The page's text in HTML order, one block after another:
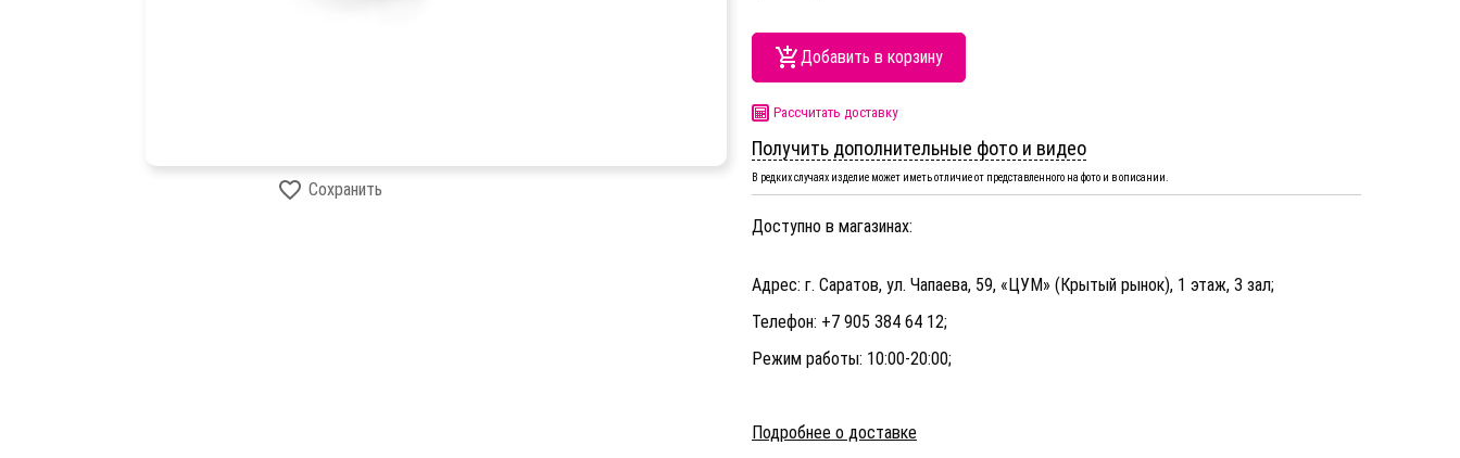
Сохранить
Добавить в корзину
Рассчитать доставку
Получить дополнительные фото и видео
В редких случаях изделие может иметь отличие от представленного на фото и в описании.
Доступно в магазинах:
Адрес: г. Саратов, ул. Чапаева, 59, «ЦУМ» (Крытый рынок), 1 этаж, 3 зал;
Телефон: +7 905 384 64 12;
Режим работы: 10:00-20:00;
Подробнее о доставке